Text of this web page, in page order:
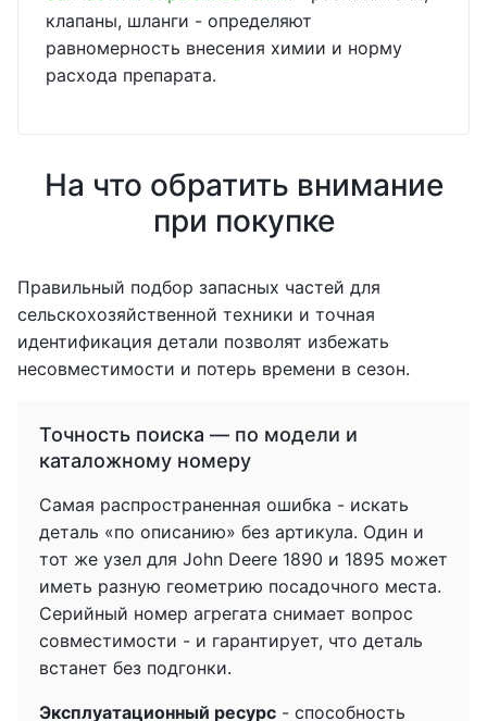
клапаны, шланги - определяют
равномерность внесения химии и норму
расхода препарата.
На что обратить внимание
при покупке
Правильный подбор запасных частей для
сельскохозяйственной техники и точная
идентификация детали позволят избежать
несовместимости и потерь времени в сезон.
Точность поиска — по модели и
каталожному номеру
Самая распространенная ошибка - искать
деталь «по описанию» без артикула. Один и
тот же узел для John Deere 1890 и 1895 может
иметь разную геометрию посадочного места.
Серийный номер агрегата снимает вопрос
совместимости - и гарантирует, что деталь
встанет без подгонки.
Эксплуатационный ресурс - способность